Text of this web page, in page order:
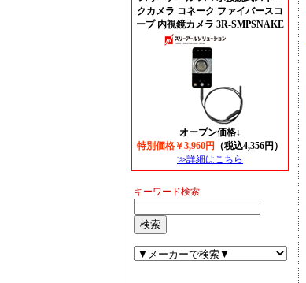
クカメラ コネーク ファイバースコ
ープ 内視鏡カメラ 3R-SMPSNAKE
オープン価格↓
特別価格￥3,960円
（税込4,356円）
≫詳細はこちら
キーワード検索